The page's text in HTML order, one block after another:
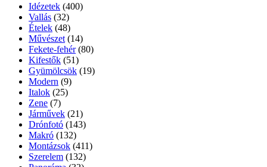
Idézetek (400)
Vallás (32)
Ételek (48)
Művészet (14)
Fekete-fehér (80)
Kifestők (51)
Gyümölcsök (19)
Modern (9)
Italok (25)
Zene (7)
Járművek (21)
Drónfotó (143)
Makró (132)
Montázsok (411)
Szerelem (132)